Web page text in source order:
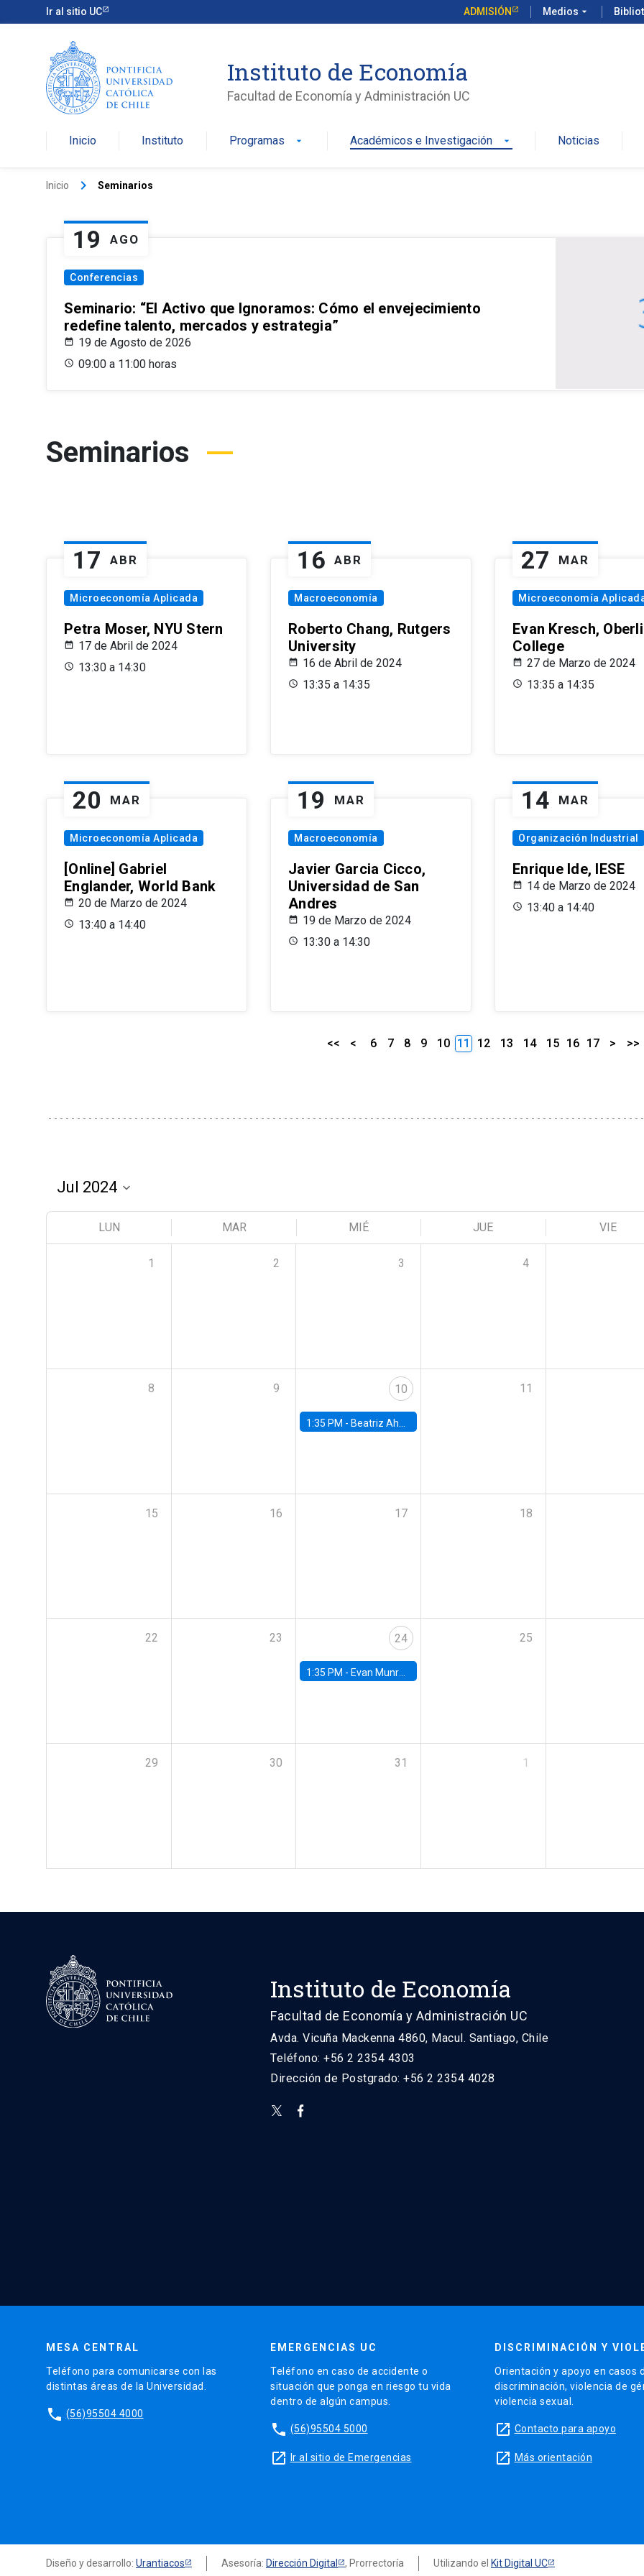
Ir al sitio UC ADMISIÓN Medios arrow_drop_down
Instituto de Economía
Facultad de Economía y Administración UC
Inicio Instituto Programas arrow_drop_down Académicos e Investigación arrow_drop_down Noticias
Inicio keyboard_arrow_right Seminarios
19 AGO
Conferencias
Seminario: “El Activo que Ignoramos: Cómo el envejecimiento
redefine talento, mercados y estrategia”
19 de Agosto de 2026
09:00 a 11:00 horas
Seminarios
17 ABR
Microeconomía Aplicada
Petra Moser, NYU Stern
17 de Abril de 2024
13:30 a 14:30
16 ABR
Macroeconomía
Roberto Chang, Rutgers
University
16 de Abril de 2024
13:35 a 14:35
27 MAR
Microeconomía
Evan Kresch,
College
27 de Marzo de 2024
13:35 a 14:35
20 MAR
Microeconomía Aplicada
[Online] Gabriel
Englander, World Bank
20 de Marzo de 2024
13:40 a 14:40
19 MAR
Macroeconomía
Javier Garcia Cicco,
Universidad de San
Andres
19 de Marzo de 2024
13:30 a 14:30
14 MAR
Organización Industrial
Enrique Ide, IESE
14 de Marzo de 2024
13:40 a 14:40
<< < 6 7 8 9 10 11 12 13 14 15 16 17 > >>
LUN MAR MIÉ JUE VIE
1 2 3 4
8 9 10
1:35 PM - Beatriz Ahumada, PhD candidate, Universidad de Pittsburgh
11
15 16 17 18
22 23 24
1:35 PM - Evan Munro, Neyman Visiting Assistant Professor in the Department of Statistics at UC Berkeley
25
29 30 31 1
Instituto de Economía
Facultad de Economía y Administración UC
Avda. Vicuña Mackenna 4860, Macul. Santiago, Chile
Teléfono: +56 2 2354 4303
Dirección de Postgrado: +56 2 2354 4028
MESA CENTRAL
Teléfono para comunicarse con las
distintas áreas de la Universidad.
phone (56)95504 4000
EMERGENCIAS UC
Teléfono en caso de accidente o
situación que ponga en riesgo tu vida
dentro de algún campus.
phone (56)95504 5000
launch Ir al sitio de Emergencias
DISCRIMINACIÓN Y
Orientación y apoyo en casos
discriminación, violencia de
violencia sexual.
launch Contacto para apoyo
launch Más orientación
Diseño y desarrollo: Urantiacos Asesoría: Dirección Digital , Prorrectoría Utilizando el Kit Digital UC